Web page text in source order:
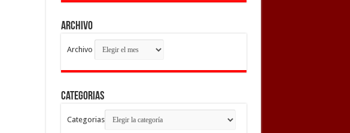
Archivo
Archivo
Categorias
Categorias